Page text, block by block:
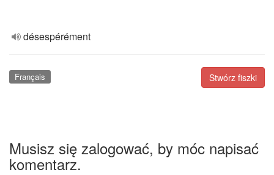
désespérément
Stwórz fiszki
Français
Musisz się zalogować, by móc napisać
komentarz.